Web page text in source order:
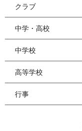
クラブ
中学・高校
中学校
高等学校
行事